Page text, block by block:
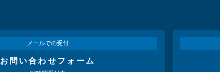
メールでの受付
お問い合わせフォーム